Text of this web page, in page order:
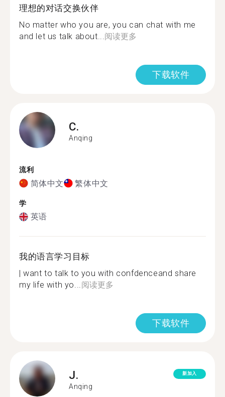
理想的对话交换伙伴
No matter who you are, you can chat with me
and let us talk about...阅读更多
下载软件
C.
Anqing
流利
简体中文 繁体中文
学
英语
我的语言学习目标
| want to talk to you with confdenceand share
my life with yo...阅读更多
下载软件
J.
Anqing
新加入